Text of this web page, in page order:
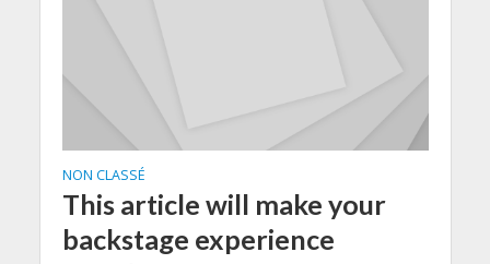
NON CLASSÉ
This article will make your
backstage experience